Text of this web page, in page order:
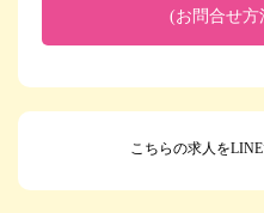
(お問合せ方
こちらの求人を